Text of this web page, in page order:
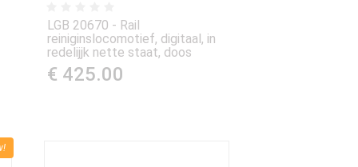
LGB 20670 - Rail
reiniginslocomotief, digitaal, in
redelijjk nette staat, doos
€ 425.00